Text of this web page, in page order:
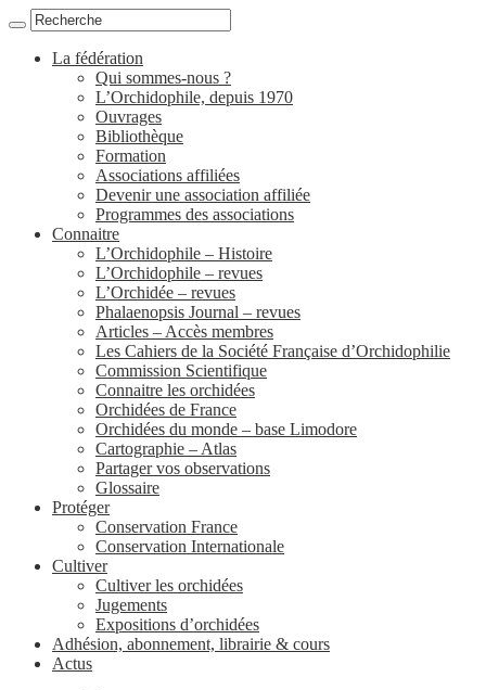
La fédération
Qui sommes-nous ?
L’Orchidophile, depuis 1970
Ouvrages
Bibliothèque
Formation
Associations affiliées
Devenir une association affiliée
Programmes des associations
Connaitre
L’Orchidophile – Histoire
L’Orchidophile – revues
L’Orchidée – revues
Phalaenopsis Journal – revues
Articles – Accès membres
Les Cahiers de la Société Française d’Orchidophilie
Commission Scientifique
Connaitre les orchidées
Orchidées de France
Orchidées du monde – base Limodore
Cartographie – Atlas
Partager vos observations
Glossaire
Protéger
Conservation France
Conservation Internationale
Cultiver
Cultiver les orchidées
Jugements
Expositions d’orchidées
Adhésion, abonnement, librairie & cours
Actus